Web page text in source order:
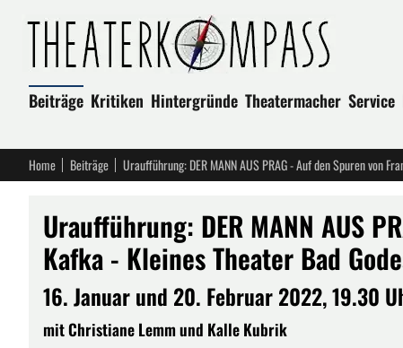
Beiträge Kritiken Hintergründe Theatermacher Service
Home Beiträge Uraufführung: DER MANN AUS PRAG - Auf den Spuren von
Uraufführung: DER MANN AUS
Kafka - Kleines Theater Bad
16. Januar und 20. Februar 2022, 19.30
mit Christiane Lemm und Kalle Kubrik